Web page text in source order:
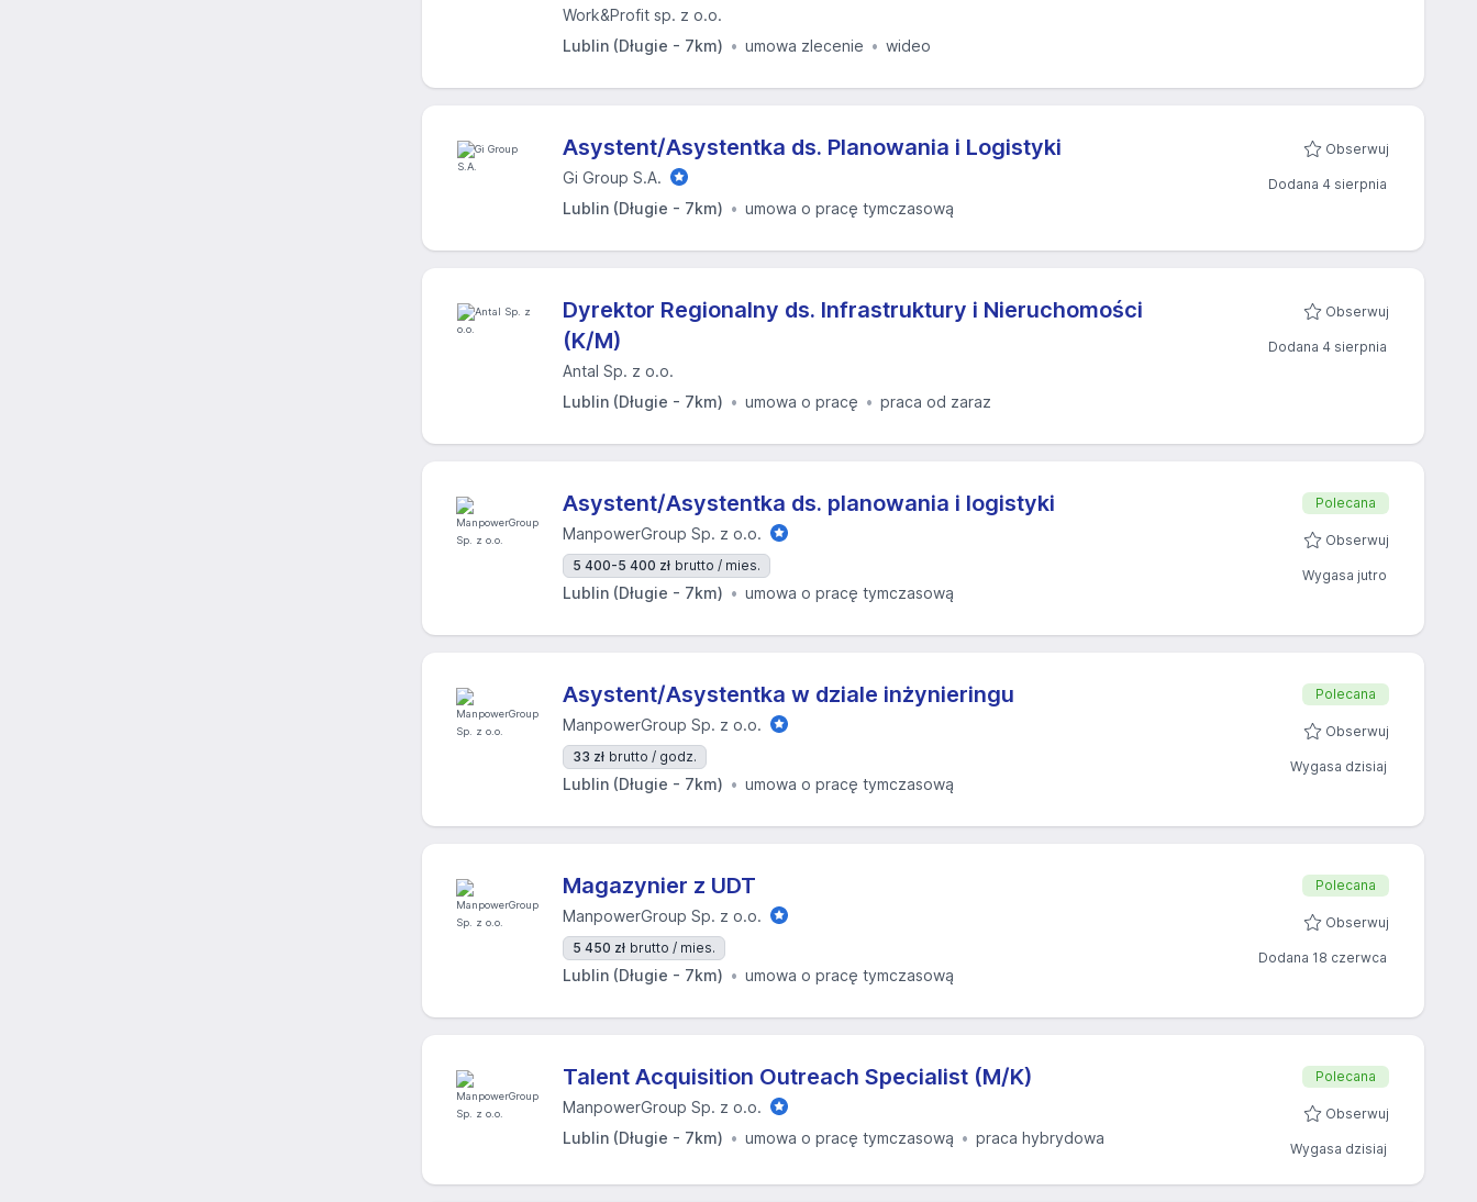
Work&Profit sp. z o.o.
Lublin (Długie - 7km)
umowa zlecenie wideo
Asystent/Asystentka ds. Planowania i Logistyki
Gi Group S.A.
Lublin (Długie - 7km)
umowa o pracę tymczasową
Obserwuj
Dodana 4 sierpnia
Dyrektor Regionalny ds. Infrastruktury i Nieruchomości
(K/M)
Antal Sp. z o.o.
Lublin (Długie - 7km)
umowa o pracę praca od zaraz
Obserwuj
Dodana 4 sierpnia
Asystent/Asystentka ds. planowania i logistyki
ManpowerGroup Sp. z o.o.
5 400-5 400 zł brutto / mies.
Lublin (Długie - 7km) umowa o pracę tymczasową
Polecana
Obserwuj
Wygasa jutro
Asystent/Asystentka w dziale inżynieringu
ManpowerGroup Sp. z o.o.
33 zł brutto / godz.
Lublin (Długie - 7km) umowa o pracę tymczasową
Polecana
Obserwuj
Wygasa dzisiaj
Magazynier z UDT
ManpowerGroup Sp. z o.o.
5 450 zł brutto / mies.
Lublin (Długie - 7km) umowa o pracę tymczasową
Polecana
Obserwuj
Dodana 18 czerwca
Talent Acquisition Outreach Specialist (M/K)
ManpowerGroup Sp. z o.o.
Lublin (Długie - 7km)
umowa o pracę tymczasową praca hybrydowa
Polecana
Obserwuj
Wygasa dzisiaj